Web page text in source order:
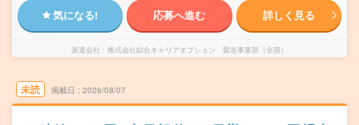
気になる! 応募へ進む 詳しく見る
派遣会社 株式会社綜合キャリアオプション 製造事業部（全国）
未読 掲載日 2026/08/07